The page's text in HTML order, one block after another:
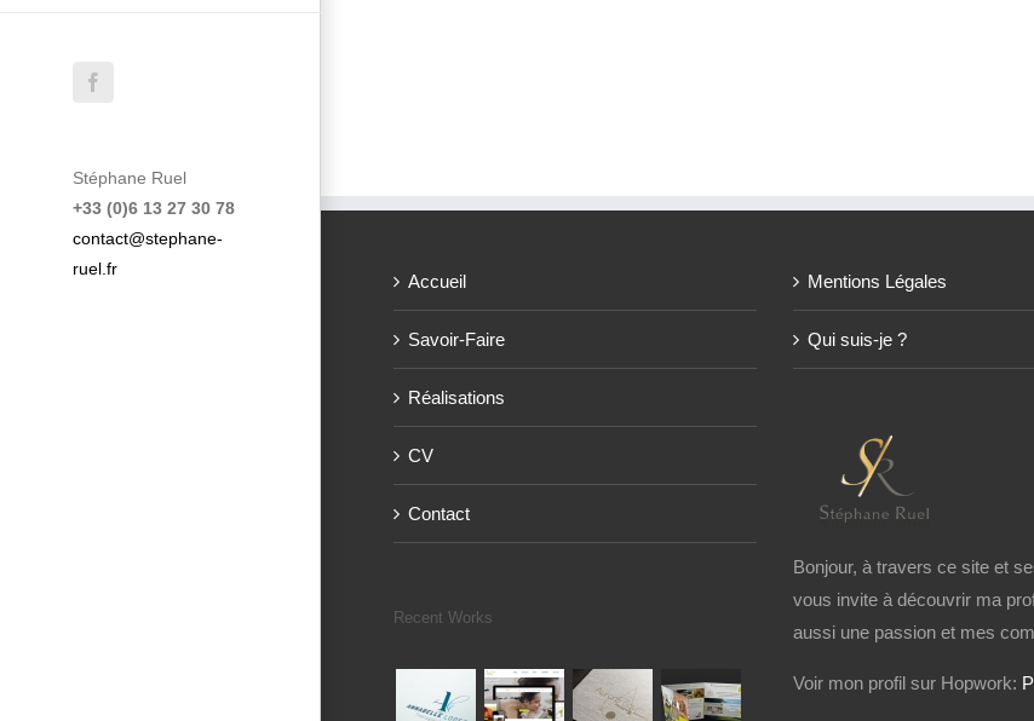
Facebook
Stéphane Ruel
+33 (0)6 13 27 30 78
contact@stephane-
ruel.fr
Accueil
Savoir-Faire
Réalisations
CV
Contact
Recent Works
Mentions Légales
Qui suis-je ?
Bonjour, à travers ce site et
vous invite à découvrir ma
aussi une passion et mes
Voir mon profil sur Hopwork: